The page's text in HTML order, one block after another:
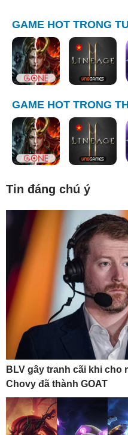
GAME HOT TRONG
GAME HOT TRONG
Tin đáng chú ý
BLV gây tranh cãi khi cho
Chovy đã thành GOAT